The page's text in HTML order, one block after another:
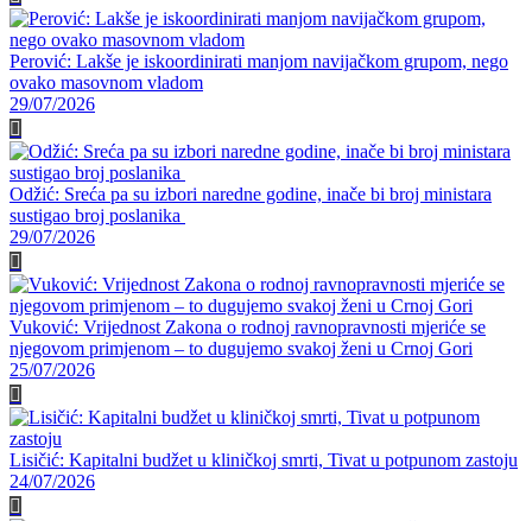
Perović: Lakše je iskoordinirati manjom navijačkom grupom, nego
ovako masovnom vladom
29/07/2026
Odžić: Sreća pa su izbori naredne godine, inače bi broj ministara
sustigao broj poslanika
29/07/2026
Vuković: Vrijednost Zakona o rodnoj ravnopravnosti mjeriće se
njegovom primjenom – to dugujemo svakoj ženi u Crnoj Gori
25/07/2026
Lisičić: Kapitalni budžet u kliničkoj smrti, Tivat u potpunom zastoju
24/07/2026